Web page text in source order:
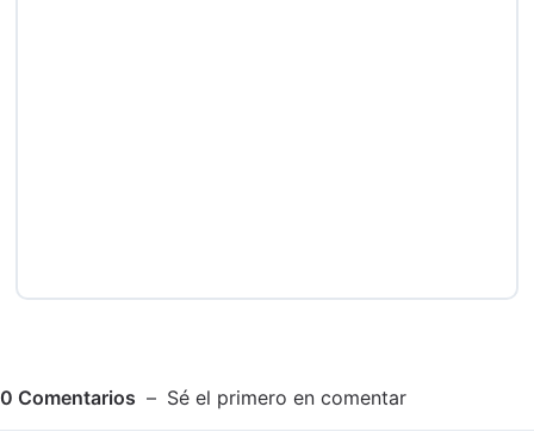
0 Comentarios Sé el primero en comentar